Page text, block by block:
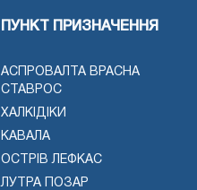
ПУНКТ ПРИЗНАЧЕННЯ
АСПРОВАЛТА ВРАСНА
СТАВРОС
ХАЛКІДІКИ
КАВАЛА
ОСТРІВ ЛЕФКАС
ЛУТРА ПОЗАР